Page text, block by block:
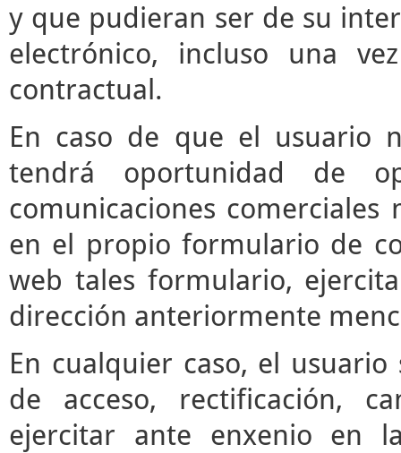
y que pudieran ser de su
electrónico, incluso una
contractual.
En caso de que el usuario
tendrá oportunidad de
comunicaciones
en el propio formulario de
web tales formulario,
dirección anteriormente
En cualquier caso, el
de acceso, rectificación,
ejercitar ante enxenio en